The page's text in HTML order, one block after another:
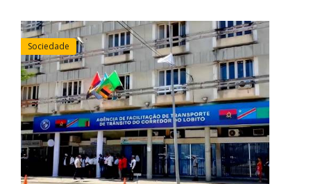
Sociedade